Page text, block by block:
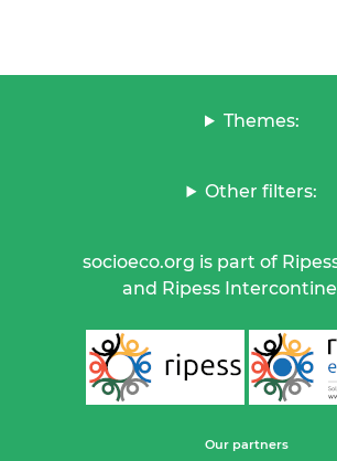
Themes:
Other filters:
socioeco.org is part of
and Ripess
Our partners